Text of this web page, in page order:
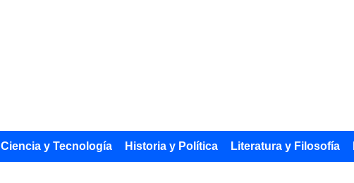
Ciencia y Tecnología Historia y Política Literatura y Filosofía